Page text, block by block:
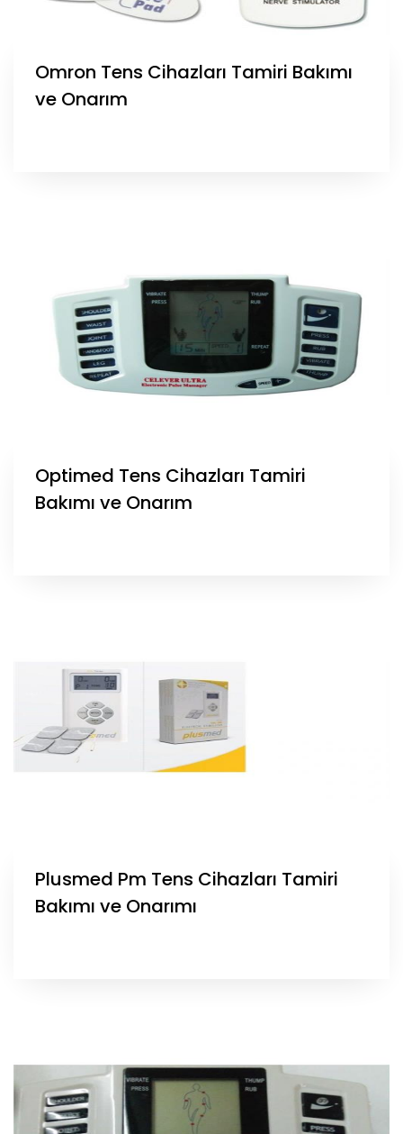
Omron Tens Cihazları Tamiri Bakımı
ve Onarım
Optimed Tens Cihazları Tamiri
Bakımı ve Onarım
Plusmed Pm Tens Cihazları Tamiri
Bakımı ve Onarımı